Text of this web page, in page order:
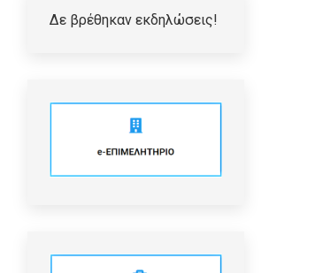
Δε βρέθηκαν εκδηλώσεις!